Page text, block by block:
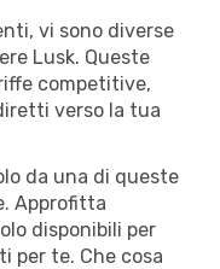
vi sono diverse
Lusk. Queste
competitive,
verso la tua
da una di queste
Approfitta
disponibili per
per te. Che cosa